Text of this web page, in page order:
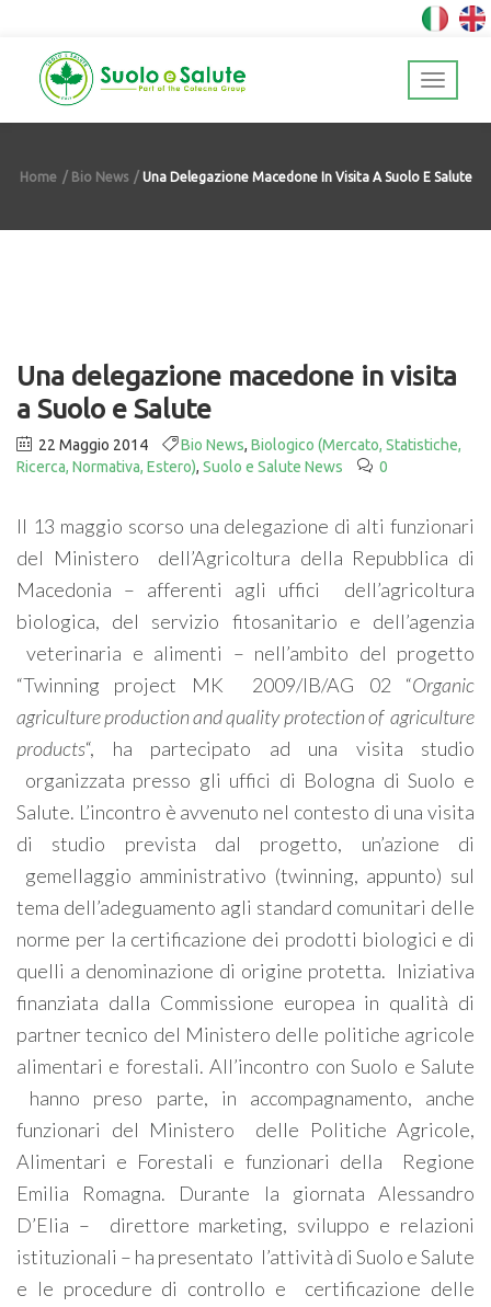
Home Bio News Una Delegazione Macedone In Visita A Suolo E Salute
Una delegazione macedone in visita
a Suolo e Salute
22 Maggio 2014 Bio News, Biologico (Mercato, Statistiche,
Ricerca, Normativa, Estero), Suolo e Salute News 0
Il 13 maggio scorso una delegazione di alti funzionari
del Ministero dell’Agricoltura della Repubblica di
Macedonia – afferenti agli uffici dell’agricoltura
biologica, del servizio fitosanitario e dell’agenzia
veterinaria e alimenti – nell’ambito del progetto
“Twinning project MK 2009/IB/AG 02 “Organic
agriculture production and quality protection of agriculture
products“, ha partecipato ad una visita studio
organizzata presso gli uffici di Bologna di Suolo e
Salute. L’incontro è avvenuto nel contesto di una visita
di studio prevista dal progetto, un’azione di
gemellaggio amministrativo (twinning, appunto) sul
tema dell’adeguamento agli standard comunitari delle
norme per la certificazione dei prodotti biologici e di
quelli a denominazione di origine protetta. Iniziativa
finanziata dalla Commissione europea in qualità di
partner tecnico del Ministero delle politiche agricole
alimentari e forestali. All’incontro con Suolo e Salute
hanno preso parte, in accompagnamento, anche
funzionari del Ministero delle Politiche Agricole,
Alimentari e Forestali e funzionari della Regione
Emilia Romagna. Durante la giornata Alessandro
D’Elia – direttore marketing, sviluppo e relazioni
istituzionali – ha presentato l’attività di Suolo e Salute
e le procedure di controllo e certificazione delle